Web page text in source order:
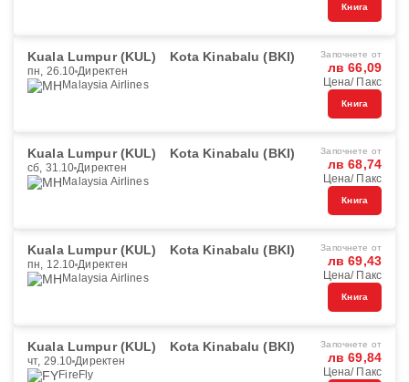
Книга
Kuala Lumpur (KUL) Kota Kinabalu (BKI)
пн, 26.10 Директен
Malaysia Airlines
Започнете от
лв 66,09
Цена/ Пакс
Книга
Kuala Lumpur (KUL) Kota Kinabalu (BKI)
сб, 31.10 Директен
Malaysia Airlines
Започнете от
лв 68,74
Цена/ Пакс
Книга
Kuala Lumpur (KUL) Kota Kinabalu (BKI)
пн, 12.10 Директен
Malaysia Airlines
Започнете от
лв 69,43
Цена/ Пакс
Книга
Kuala Lumpur (KUL) Kota Kinabalu (BKI)
чт, 29.10 Директен
FireFly
Започнете от
лв 69,84
Цена/ Пакс